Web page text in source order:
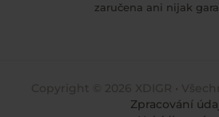
zaručena ani nijak
Zpracování